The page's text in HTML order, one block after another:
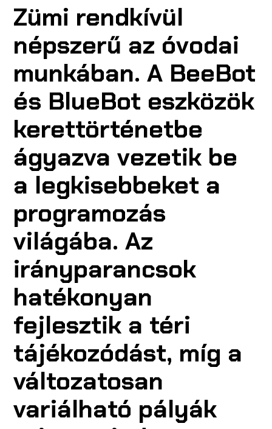
Zümi rendkívül
népszerű az óvodai
munkában. A BeeBot
és BlueBot eszközök
kerettörténetbe
ágyazva vezetik be
a legkisebbeket a
programozás
világába. Az
irányparancsok
hatékonyan
fejlesztik a téri
tájékozódást, míg a
változatosan
variálható pályák